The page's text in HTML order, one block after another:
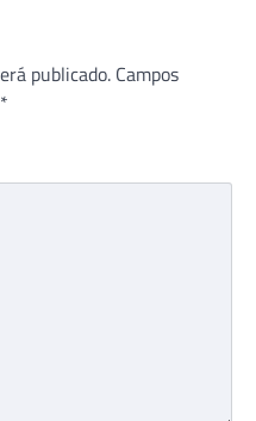
publicado. Campos
*